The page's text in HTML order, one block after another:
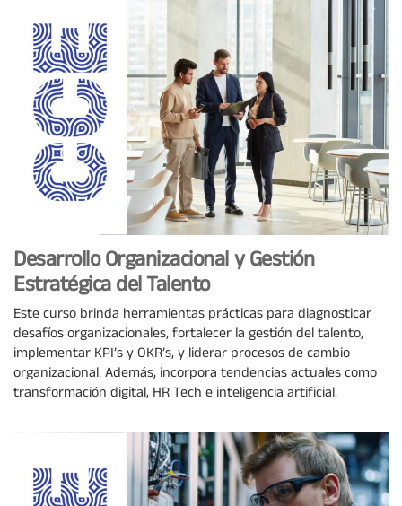
Desarrollo Organizacional y Gestión
Estratégica del Talento
Este curso brinda herramientas prácticas para diagnosticar
desafíos organizacionales, fortalecer la gestión del talento,
implementar KPI’s y OKR’s, y liderar procesos de cambio
organizacional. Además, incorpora tendencias actuales como
transformación digital, HR Tech e inteligencia artificial.